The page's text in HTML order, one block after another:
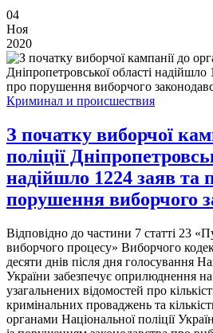
04
Ноя
2020
Криминал и происшествия
З початку виборчої
поліції
надійшло 1224 заяв та
порушення виборчого
Відповідно до частини 7 статті 23
виборчого процесу» Виборчого
десяти днів після дня голосування
України забезпечує оприлюднення
узагальнених відомостей про
кримінальних проваджень та
органами Національної поліції